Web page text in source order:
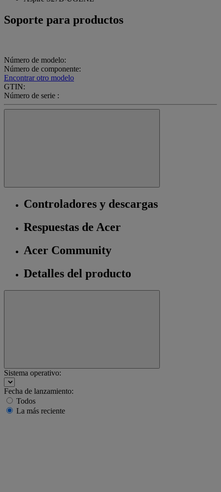
Soporte para productos
Número de modelo:
Número de componente:
Encontrar otro modelo
GTIN:
Número de serie :
Controladores y descargas
Respuestas de Acer
Acer Community
Detalles del producto
Sistema operativo:
Fecha de lanzamiento:
Todos
La más reciente